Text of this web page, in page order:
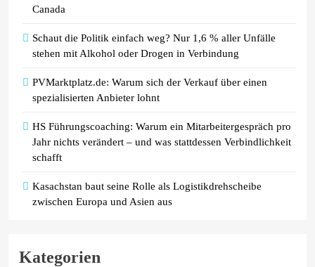
Canada
Schaut die Politik einfach weg? Nur 1,6 % aller Unfälle
stehen mit Alkohol oder Drogen in Verbindung
PVMarktplatz.de: Warum sich der Verkauf über einen
spezialisierten Anbieter lohnt
HS Führungscoaching: Warum ein Mitarbeitergespräch pro
Jahr nichts verändert – und was stattdessen Verbindlichkeit
schafft
Kasachstan baut seine Rolle als Logistikdrehscheibe
zwischen Europa und Asien aus
Kategorien